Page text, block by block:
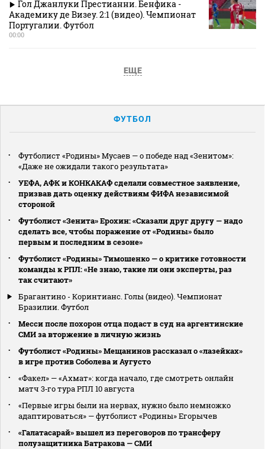
Гол Джанлуки Престианни. Бенфика -
Академику де Визеу. 2:1 (видео). Чемпионат
Португалии. Футбол
00:00
ЕЩЕ
ФУТБОЛ
Футболист «Родины» Мусаев — о победе над «Зенитом»:
«Даже не ожидали такого результата»
УЕФА, АФК и КОНКАКАФ сделали совместное заявление,
призвав дать оценку действиям ФИФА независимой
стороной
Футболист «Зенита» Ерохин: «Сказали друг другу — надо
сделать все, чтобы поражение от «Родины» было
первым и последним в сезоне»
Футболист «Родины» Тимошенко — о критике готовности
команды к РПЛ: «Не знаю, такие ли они эксперты, раз
так считают»
Брагантино - Коринтианс. Голы (видео). Чемпионат
Бразилии. Футбол
Месси после похорон отца подаст в суд на аргентинские
СМИ за вторжение в личную жизнь
Футболист «Родины» Мещанинов рассказал о «лазейках»
в игре против Соболева и Аугусто
«Факел» — «Ахмат»: когда начало, где смотреть онлайн
матч 3‑го тура РПЛ 10 августа
«Первые игры были на нервах, нужно было немножко
адаптироваться» — футболист «Родины» Егорычев
«Галатасарай» вышел из переговоров по трансферу
полузащитника Батракова — СМИ